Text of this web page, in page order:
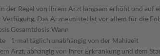
der Regel von Ihrem Arzt langsam erhöht und auf
Das Arzneimittel ist vor allem für die
Gesamtdosis Wann
1-mal täglich unabhängig von der Mahlzeit
Arzt, abhängig von Ihrer Erkrankung und dem